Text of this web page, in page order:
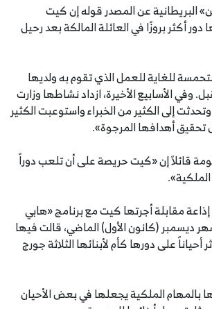
البريطانية عن المصدر قوله إن كيت
أكثر بروزًا في العائلة المالكة بعد رحيل
للغاية للعمل الذي تقوم به ولديها
وفي الأسابيع الأخيرة، ازداد نشاطها وزارت
إلى الكثير من الخبراء واستوعبت الكثير
أهدافها المرجوة».
قائلاً إن «كيت حريصة على أن تلعب دوراً
مقابلة أجرتها كيت مع برنامج «هابي
ديسمبر (كانون الأول) الماضي، قالت فيها
أحياناً على دورها كأم لأبنائها الثلاثة جورج
بالمهام الملكية يجعلها في بعض الأحيان